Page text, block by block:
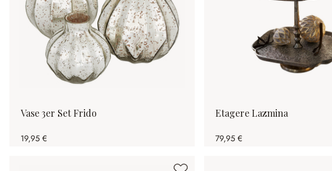
Vase 3er Set Frido
19,95 €
Etagere Lazmina
79,95 €